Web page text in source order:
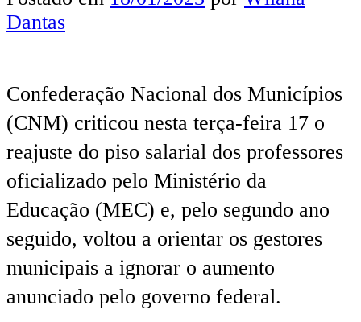
Dantas
Confederação Nacional dos Municípios
(CNM) criticou nesta terça-feira 17 o
reajuste do piso salarial dos professores
oficializado pelo Ministério da
Educação (MEC) e, pelo segundo ano
seguido, voltou a orientar os gestores
municipais a ignorar o aumento
anunciado pelo governo federal.